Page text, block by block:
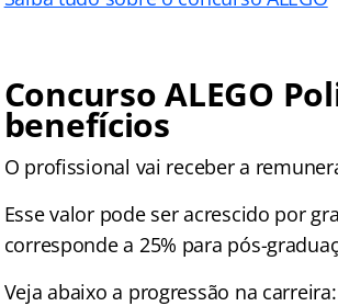
Concurso ALEGO
benefícios
O profissional vai receber a
Esse valor pode ser acrescido por
corresponde a 25% para pós-
Veja abaixo a progressão na carreira: